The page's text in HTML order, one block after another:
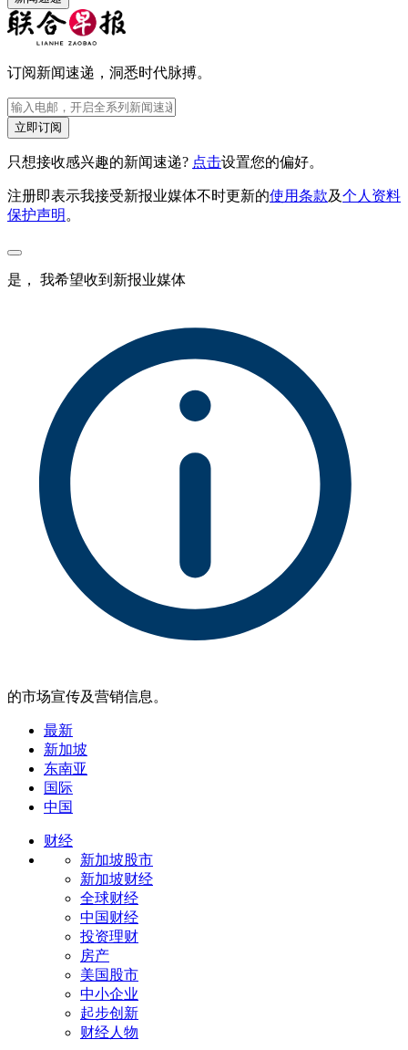
订阅新闻速递，洞悉时代脉搏。
立即订阅
只想接收感兴趣的新闻速递? 点击设置您的偏好。
注册即表示我接受新报业媒体不时更新的使用条款及个人资料
保护声明 。
是， 我希望收到新报业媒体
的市场宣传及营销信息。
最新
新加坡
东南亚
国际
中国
财经
新加坡股市
新加坡财经
全球财经
中国财经
投资理财
房产
美国股市
中小企业
起步创新
财经人物